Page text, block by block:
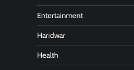
Entertainment
Haridwar
Health